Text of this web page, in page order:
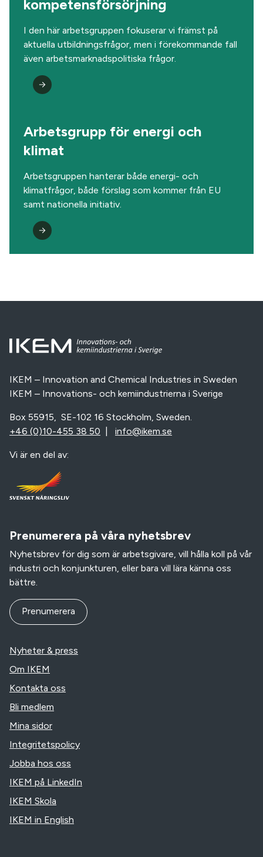
kompetensförsörjning
I den här arbetsgruppen fokuserar vi främst på
aktuella utbildningsfrågor, men i förekommande fall
även arbetsmarknadspolitiska frågor.
Arbetsgrupp för energi och
klimat
Arbetsgruppen hanterar både energi- och
klimatfrågor, både förslag som kommer från EU
samt nationella initiativ.
IKEM – Innovation and Chemical Industries in Sweden
IKEM – Innovations- och kemiindustrierna i Sverige
Box 55915, SE-102 16 Stockholm, Sweden.
+46 (0)10-455 38 50
info@ikem.se
Vi är en del av:
Prenumerera på våra nyhetsbrev
Nyhetsbrev för dig som är arbetsgivare, vill hålla koll på vår
industri och konjunkturen, eller bara vill lära känna oss
bättre.
Prenumerera
Nyheter & press
Om IKEM
Kontakta oss
Bli medlem
Mina sidor
Integritetspolicy
Jobba hos oss
IKEM på LinkedIn
IKEM Skola
IKEM in English